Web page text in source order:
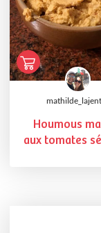
Houmous
aux tomates